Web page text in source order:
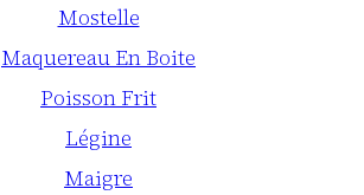
Mostelle
Maquereau En Boite
Poisson Frit
Légine
Maigre